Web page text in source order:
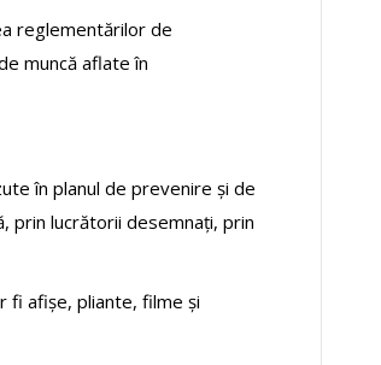
reglementărilor de
muncă aflate în
în planul de prevenire și de
prin lucrătorii desemnați, prin
fi afișe, pliante, filme și